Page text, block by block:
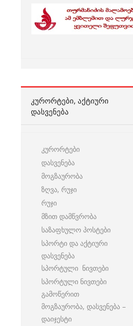
ᲙᲣᲠᲝᲠᲢᲔᲑᲘ, ᲐᲥᲢᲘᲣᲠᲘ
ᲓᲐᲡᲕᲔᲜᲔᲑᲐ
კურორტები
დასვენება
მოგზაურობა
ზღვა, რუჯი
რუჯი
მზით დამწვრობა
საზაფხულო პოსტები
სპორტი და აქტიური
დასვენება
სპორტული ნივთები
სპორტული ნივთები
გამოწერით
მოგზაურობა, დასვენება –
დაიჯესტი